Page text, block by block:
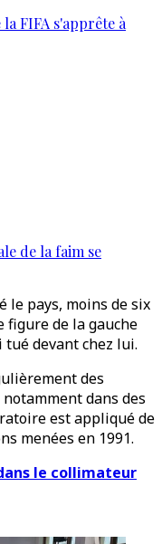
FIFA s'apprête à
de la faim se
le pays, moins de six
figure de la gauche
devant chez lui.
des
dans des
est appliqué de
menées en 1991.
le collimateur